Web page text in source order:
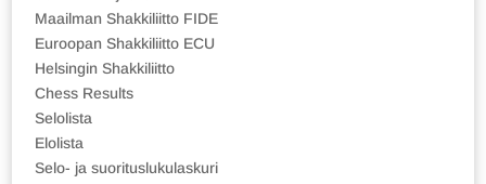
Maailman Shakkiliitto FIDE
Euroopan Shakkiliitto ECU
Helsingin Shakkiliitto
Chess Results
Selolista
Elolista
Selo- ja suorituslukulaskuri